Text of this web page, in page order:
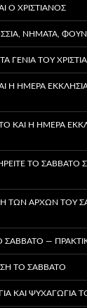
Ο ΧΡΙΣΤΙΑΝΌΣ
ΝΉΜΑΤΑ,
ΓΈΝΙΑ ΤΟΥ
Η ΗΜΈΡΑ
ΚΑΙ Η ΗΜΈΡΑ
ΤΟ ΣΆΒΒΑΤΟ
ΤΩΝ ΑΡΧΏΝ ΤΟΥ
ΣΆΒΒΑΤΟ —
ΤΟ ΣΆΒΒΑΤΟ
ΚΑΙ ΨΥΧΑΓΩΓΊΑ